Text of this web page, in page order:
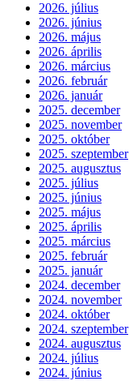
2026. július
2026. június
2026. május
2026. április
2026. március
2026. február
2026. január
2025. december
2025. november
2025. október
2025. szeptember
2025. augusztus
2025. július
2025. június
2025. május
2025. április
2025. március
2025. február
2025. január
2024. december
2024. november
2024. október
2024. szeptember
2024. augusztus
2024. július
2024. június